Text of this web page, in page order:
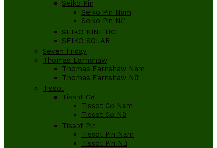
Seiko Pin
Seiko Pin Nam
Seiko Pin Nữ
SEIKO KINETIC
SEIKO SOLAR
Seven Friday
Thomas Earnshaw
Thomas Earnshaw Nam
Thomas Earnshaw Nữ
Tissot
Tissot Cơ
Tissot Cơ Nam
Tissot Cơ Nữ
Tissot Pin
Tissot Pin Nam
Tissot Pin Nữ